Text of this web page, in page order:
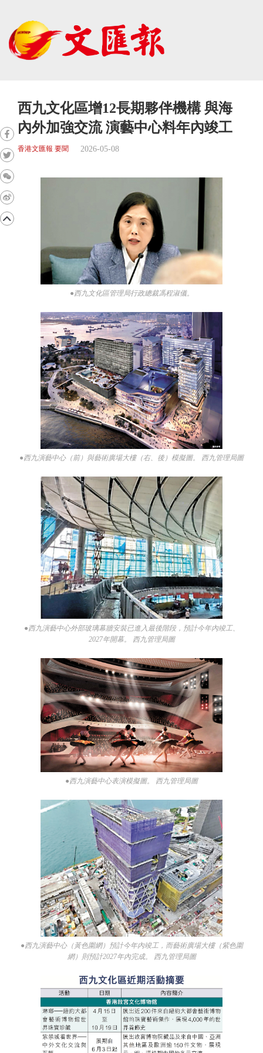
西九文化區增12長期夥伴機構 與海
內外加強交流 演藝中心料年內竣工
香港文匯報 要聞 2026-05-08
●西九文化區管理局行政總裁馮程淑儀。
●西九演藝中心（前）與藝術廣場大樓（右、後）模擬圖。 西九管理局圖
●西九演藝中心外部玻璃幕牆安裝已進入最後階段，預計今年內竣工、
2027年開幕。 西九管理局圖
●西九演藝中心表演模擬圖。 西九管理局圖
●西九演藝中心（黃色圍網）預計今年內竣工，而藝術廣場大樓（紫色圍
網）則預計2027年內完成。 西九管理局圖